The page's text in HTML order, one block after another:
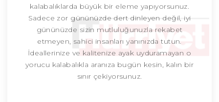
kalabalıklarda büyük bir eleme yapıyorsunuz.
Sadece zor gününüzde dert dinleyen değil, iyi
gününüzde sizin mutluluğunuzla rekabet
etmeyen, sahici insanları yanınızda tutun.
İdeallerinize ve kalitenize ayak uyduramayan o
yorucu kalabalıkla aranıza bugün kesin, kalın bir
sınır çekiyorsunuz.